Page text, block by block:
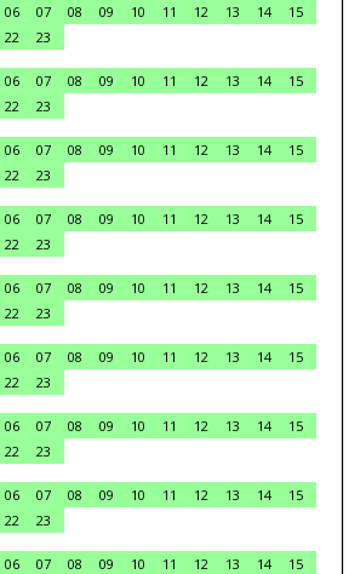
06 07 08 09 10 11 12 13 14
15
22
23
06 07 08 09 10 11 12 13 14
15
22
23
06 07 08 09 10 11 12 13 14
15
22
23
06 07 08 09 10 11 12 13 14
15
22
23
06 07 08 09 10 11 12 13 14
15
22
23
06 07 08 09 10 11 12 13 14
15
22
23
06 07 08 09 10 11 12 13 14
15
22
23
06 07 08 09 10 11 12 13 14
15
22
23
06 07 08 09 10 11 12 13 14
15